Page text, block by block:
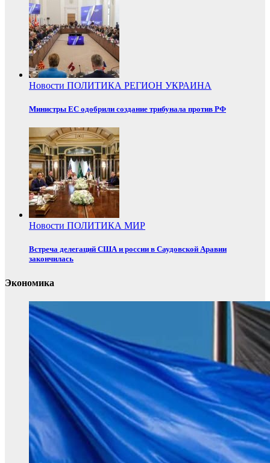
Новости ПОЛИТИКА РЕГИОН УКРАИНА
Министры ЕС одобрили создание трибунала против РФ
Новости ПОЛИТИКА МИР
Встреча делегаций США и россии в Саудовской Аравии
закончилась
Экономика